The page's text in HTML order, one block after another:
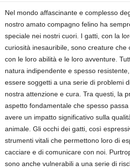
Nel mondo affascinante e complesso
nostro amato compagno felino ha
speciale nei nostri cuori. I gatti, con la
curiosità inesauribile, sono creature che
con le loro abilità e le loro avventure.
natura indipendente e spesso
essere soggetti a una serie di problemi
nostra attenzione e cura. Tra questi, la
aspetto fondamentale che spesso
avere un impatto significativo sulla
animale. Gli occhi dei gatti, così
strumenti vitali che permettono loro di
cacciare e di comunicare con noi.
sono anche vulnerabili a una serie di